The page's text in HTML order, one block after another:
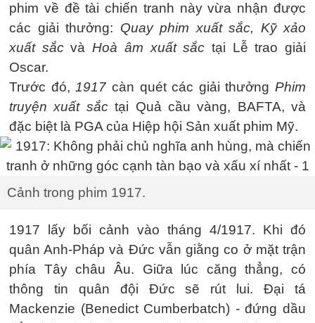
phim về đề tài chiến tranh này vừa nhận được
các giải thưởng: Quay phim xuất sắc, Kỹ xảo
xuất sắcvàHoà âm xuất sắc tại Lễ trao giải
Oscar.
Trước đó,1917 càn quét các giải thưởng Phim
truyện xuất sắctại Quả cầu vàng, BAFTA, và
đặc biệt là PGA của Hiệp hội Sản xuất phim Mỹ.
Cảnh trong phim 1917.
1917 lấy bối cảnh vào tháng 4/1917. Khi đó
quân Anh-Pháp và Đức vẫn giằng co ở mặt trận
phía Tây châu Âu. Giữa lúc căng thẳng, có
thông tin quân đội Đức sẽ rút lui. Đại tá
Mackenzie (Benedict Cumberbatch) - đứng dầu